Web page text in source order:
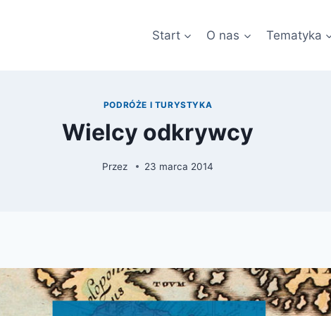
Start O nas Tematyka
PODRÓŻE I TURYSTYKA
Wielcy odkrywcy
Przez 23 marca 2014